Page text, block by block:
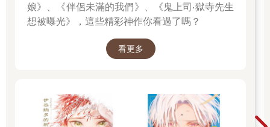
娘》、《伴侶未滿的我們》、《鬼上司‧獄寺先生
想被曝光》，這些精彩神作你看過了嗎？
看更多